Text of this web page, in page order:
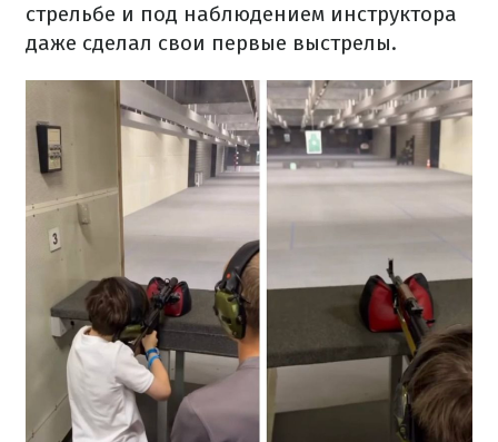
стрельбе и под наблюдением инструктора
даже сделал свои первые выстрелы.